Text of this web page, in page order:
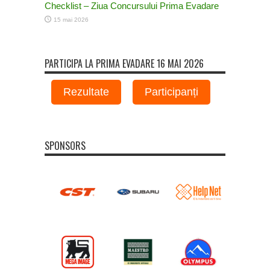
Checklist – Ziua Concursului Prima Evadare
15 mai 2026
PARTICIPA LA PRIMA EVADARE 16 MAI 2026
Rezultate Participanți
SPONSORS